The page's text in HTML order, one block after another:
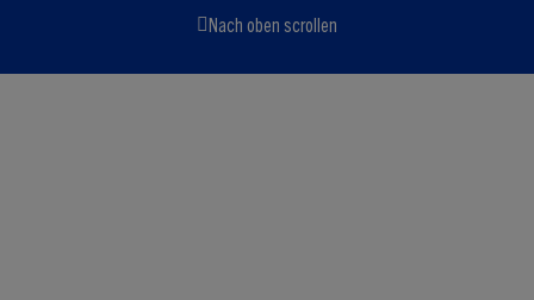
Nach oben scrollen